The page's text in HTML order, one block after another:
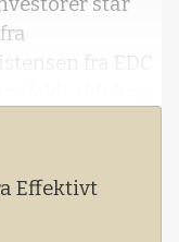
fra EDC
og
Men der er
med
siger
Effektivt